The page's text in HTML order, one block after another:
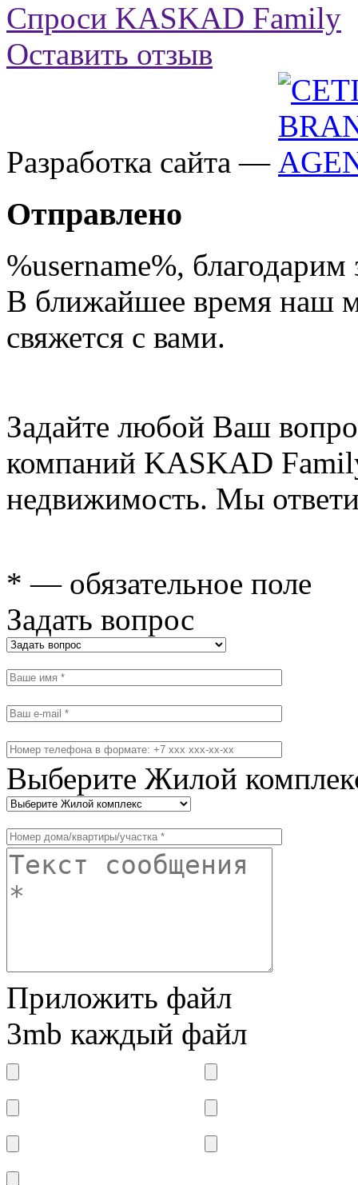
Спроси KASKAD Family
Оставить отзыв
Разработка сайта —
Отправлено
%username%, благодарим
В ближайшее время наш
свяжется с вами.
Задайте любой Ваш
компаний KASKAD
недвижимость. Мы
* — обязательное поле
Задать вопрос
Выберите Жилой
Приложить файл
3mb каждый файл